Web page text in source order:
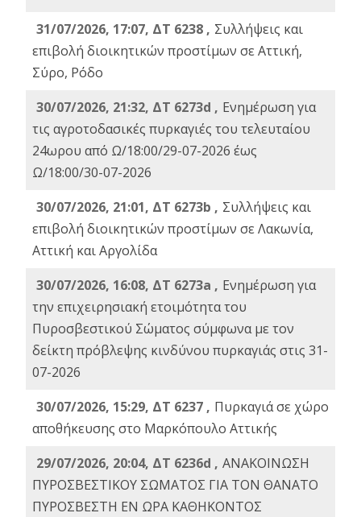
31/07/2026, 17:07, ΔΤ 6238 , Συλλήψεις και
επιβολή διοικητικών προστίμων σε Αττική,
Σύρο, Ρόδο
30/07/2026, 21:32, ΔΤ 6273d , Ενημέρωση για
τις αγροτοδασικές πυρκαγιές του τελευταίου
24ωρου από Ω/18:00/29-07-2026 έως
Ω/18:00/30-07-2026
30/07/2026, 21:01, ΔΤ 6273b , Συλλήψεις και
επιβολή διοικητικών προστίμων σε Λακωνία,
Αττική και Αργολίδα
30/07/2026, 16:08, ΔΤ 6273a , Ενημέρωση για
την επιχειρησιακή ετοιμότητα του
Πυροσβεστικού Σώματος σύμφωνα με τον
δείκτη πρόβλεψης κινδύνου πυρκαγιάς στις 31-
07-2026
30/07/2026, 15:29, ΔΤ 6237 , Πυρκαγιά σε χώρο
αποθήκευσης στο Μαρκόπουλο Αττικής
29/07/2026, 20:04, ΔΤ 6236d , ΑΝΑΚΟΙΝΩΣΗ
ΠΥΡΟΣΒΕΣΤΙΚΟΥ ΣΩΜΑΤΟΣ ΓΙΑ ΤΟΝ ΘΑΝΑΤΟ
ΠΥΡΟΣΒΕΣΤΗ ΕΝ ΩΡΑ ΚΑΘΗΚΟΝΤΟΣ